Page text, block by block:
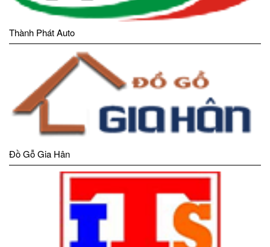
Thành Phát Auto
Đồ Gỗ Gia Hân